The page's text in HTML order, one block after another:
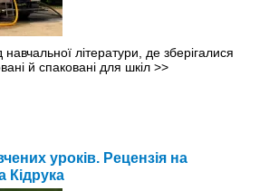
літератури, де зберігалися
й спаковані для шкіл >>
уроків. Рецензія на
Кідрука